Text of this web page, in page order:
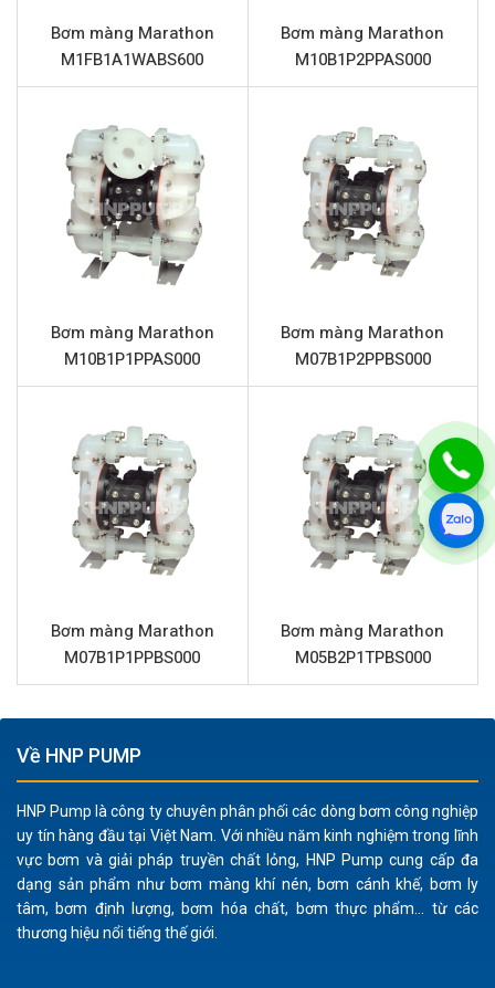
Thương hiệu
Marathon
Chất liệu thân bơm
Gang
Áp lực tối đa
8.6 bar
Đường cấp khí
3/4” (Kết nối ren)
Đầu hút và đẩy
2” (Kết nối ren)
Phần trung tâm
Nhôm
Santoprene
Đặc điểm nổi bật Marathon
M20B1I1WABS000
Bơm màng Marathon
M20B1I1WABS000 được thiết kế
với nhiều đặc tính ưu việt, mang lại giá trị cao cho người
Cấu tạo bền bỉ: Thân bơm làm từ gang nguyên khối,
cung cấp độ cứng cáp và khả năng chống chịu va
Khả năng tương thích hóa chất:
từ Santoprene, một vật liệu elastomer cao cấp, cho
phép bơm xử lý hiệu quả nhiều loại hóa chất, dung
môi, chất tẩy rửa mà không bị ăn mòn hay xuống cấp
nhanh chóng.
Vận hành an toàn:Là loại bơm khí nén, không sử dụng
điện, giúp giảm thiểu rủi ro cháy nổ khi vận chuyển
Bơm màng Marathon
M1FB1A1WABS600
Bơm màng Marathon
M10B1P2PPAS000
Bơm màng Marathon
M10B1P1PPAS000
Bơm màng Marathon
M07B1P2PPBS000
Bơm màng Marathon
M07B1P1PPBS000
Bơm màng Marathon
M05B2P1TPBS000
Về HNP PUMP
HNP Pump là công ty chuyên phân phối các dòng bơm công nghiệp
uy tín hàng đầu tại Việt Nam. Với nhiều năm kinh nghiệm trong lĩnh
vực bơm và giải pháp truyền chất lỏng, HNP Pump cung cấp đa
dạng sản phẩm như bơm màng khí nén, bơm cánh khế, bơm ly
tâm, bơm định lượng, bơm hóa chất, bơm thực phẩm... từ các
thương hiệu nổi tiếng thế giới.